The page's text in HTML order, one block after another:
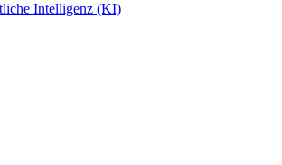
Intelligenz (KI)